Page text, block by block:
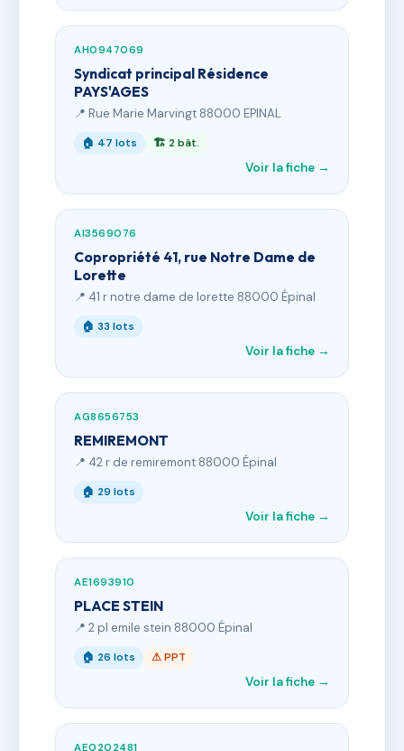
AH0947069
Syndicat principal Résidence
PAYS'AGES
📍 Rue Marie Marvingt 88000 EPINAL
🏠 47 lots 🏗 2 bât.
Voir la fiche →
AI3569076
Copropriété 41, rue Notre Dame de
Lorette
📍 41 r notre dame de lorette 88000 Épinal
🏠 33 lots
Voir la fiche →
AG8656753
REMIREMONT
📍 42 r de remiremont 88000 Épinal
🏠 29 lots
Voir la fiche →
AE1693910
PLACE STEIN
📍 2 pl emile stein 88000 Épinal
🏠 26 lots ⚠ PPT
Voir la fiche →
AE0202481